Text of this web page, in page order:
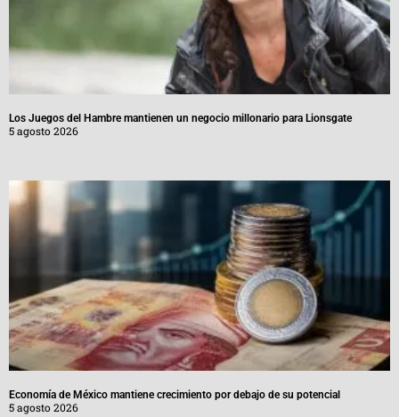
Los Juegos del Hambre mantienen un negocio millonario para Lionsgate
5 agosto 2026
Economía de México mantiene crecimiento por debajo de su potencial
5 agosto 2026